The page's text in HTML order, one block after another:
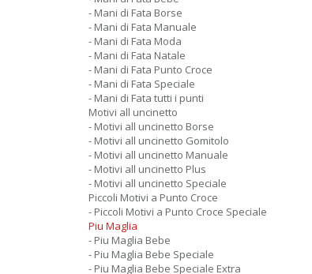
- Mani di Fata Borse
- Mani di Fata Manuale
- Mani di Fata Moda
- Mani di Fata Natale
- Mani di Fata Punto Croce
- Mani di Fata Speciale
- Mani di Fata tutti i punti
Motivi all uncinetto
- Motivi all uncinetto Borse
- Motivi all uncinetto Gomitolo
- Motivi all uncinetto Manuale
- Motivi all uncinetto Plus
- Motivi all uncinetto Speciale
Piccoli Motivi a Punto Croce
- Piccoli Motivi a Punto Croce Speciale
Piu Maglia
- Piu Maglia Bebe
- Piu Maglia Bebe Speciale
- Piu Maglia Bebe Speciale Extra